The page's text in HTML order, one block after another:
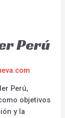
Perú
Perú,
objetivos
y la